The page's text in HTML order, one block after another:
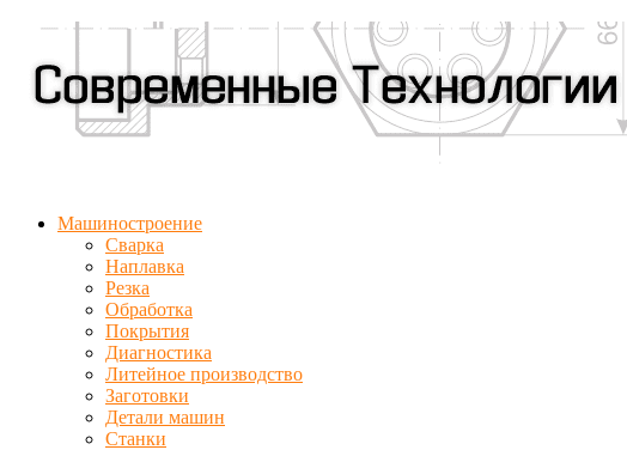
Машиностроение
Сварка
Наплавка
Резка
Обработка
Покрытия
Диагностика
Литейное производство
Заготовки
Детали машин
Станки